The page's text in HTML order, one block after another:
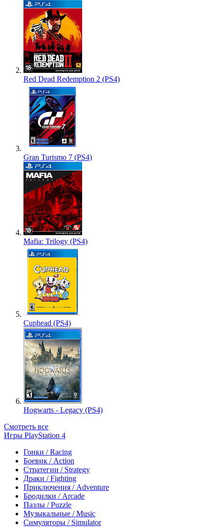
Red Dead Redemption 2 (PS4)
Gran Turismo 7 (PS4)
Mafia: Trilogy (PS4)
Cuphead (PS4)
Hogwarts - Legacy (PS4)
Смотреть все
Игры PlayStation 4
Гонки / Racing
Боевик / Action
Стратегии / Strategy
Драки / Fighting
Приключения / Adventure
Бродилки / Arcade
Пазлы / Puzzle
Музыкальные / Music
Симуляторы / Simulator